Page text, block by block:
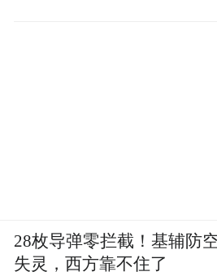
28枚导弹零拦截！基辅防
失灵，西方靠不住了